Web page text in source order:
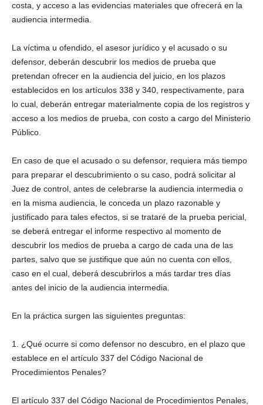
costa, y acceso a las evidencias materiales que ofrecerá en la
audiencia intermedia.
La víctima u ofendido, el asesor jurídico y el acusado o su
defensor, deberán descubrir los medios de prueba que
pretendan ofrecer en la audiencia del juicio, en los plazos
establecidos en los artículos 338 y 340, respectivamente, para
lo cual, deberán entregar materialmente copia de los registros y
acceso a los medios de prueba, con costo a cargo del Ministerio
Público.
En caso de que el acusado o su defensor, requiera más tiempo
para preparar el descubrimiento o su caso, podrá solicitar al
Juez de control, antes de celebrarse la audiencia intermedia o
en la misma audiencia, le conceda un plazo razonable y
justificado para tales efectos, si se trataré de la prueba pericial,
se deberá entregar el informe respectivo al momento de
descubrir los medios de prueba a cargo de cada una de las
partes, salvo que se justifique que aún no cuenta con ellos,
caso en el cual, deberá descubrirlos a más tardar tres días
antes del inicio de la audiencia intermedia.
En la práctica surgen las siguientes preguntas:
1. ¿Qué ocurre si como defensor no descubro, en el plazo que
establece en el artículo 337 del Código Nacional de
Procedimientos Penales?
El artículo 337 del Código Nacional de Procedimientos Penales,